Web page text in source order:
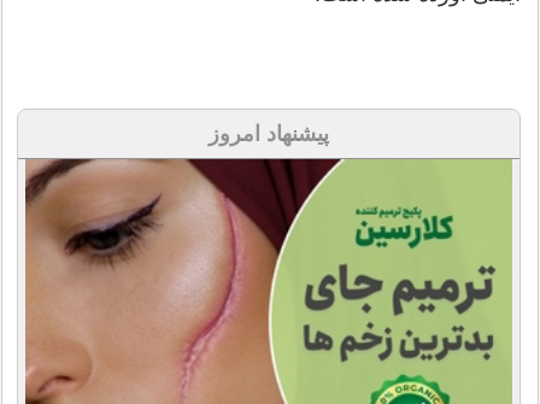
پیشنهاد امروز